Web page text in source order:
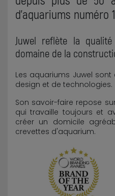
d'aquariums numéro
Juwel reflète la
domaine de la
Les aquariums Juwel
design et de technologies.
Son savoir-faire repose
qui travaille toujours et
créer un domicile
crevettes d'aquarium.